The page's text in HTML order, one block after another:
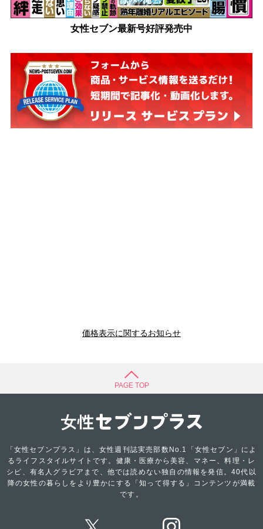
女性セブン最新号好評発売中
価格表示に関するお知らせ
PAGE TOP
「女性セブンプラス」は、女性週刊誌実売部数No.1「女性セブン」によ
るライフスタイルサイトです。健康・医療から美容、マネー、料理・レ
シピ、有名人グラビアまで、他では読めない独自の情報を発信。40代以
降の女性の暮らしをより豊かにする「知って得する」コンテンツが満載
です。